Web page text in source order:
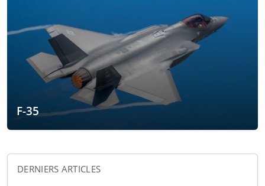
F-35
DERNIERS ARTICLES